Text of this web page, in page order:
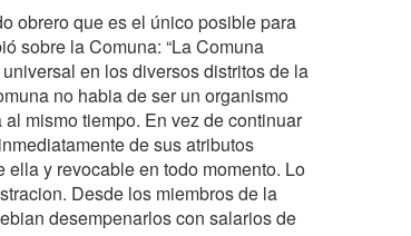
obrero que es el único posible para
sobre la Comuna: “La Comuna
en los diversos distritos de la
no habia de ser un organismo
mismo tiempo. En vez de continuar
de sus atributos
y revocable en todo momento. Lo
Desde los miembros de la
desempenarlos con salarios de